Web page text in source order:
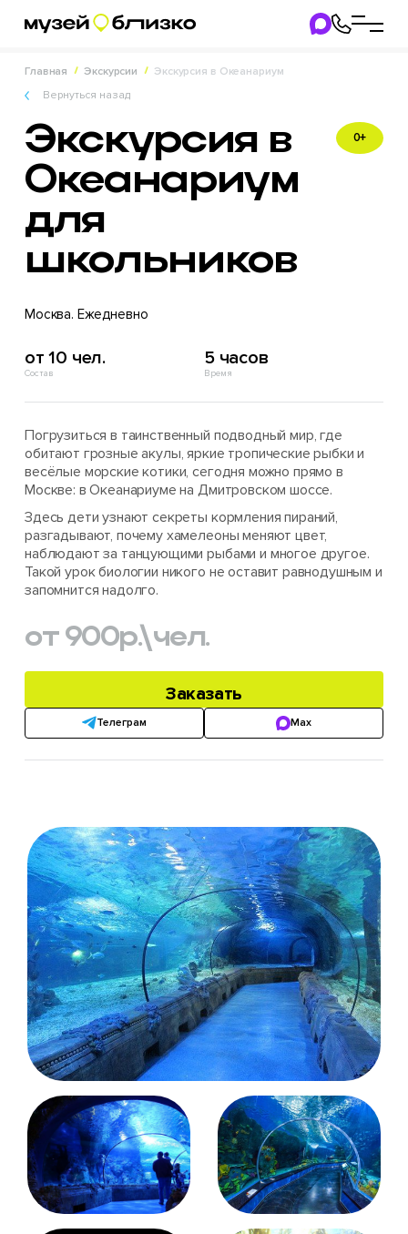
Главная Экскурсии
Экскурсия в Океанариум
Вернуться назад
Экскурсия в
Океанариум
для
школьников
0+
Москва. Ежедневно
от 10 чел.
Состав
5 часов
Время
Погрузиться в таинственный подводный мир, где
обитают грозные акулы, яркие тропические рыбки и
весёлые морские котики, сегодня можно прямо в
Москве: в Океанариуме на Дмитровском шоссе.
Здесь дети узнают секреты кормления пираний,
разгадывают, почему хамелеоны меняют цвет,
наблюдают за танцующими рыбами и многое другое.
Такой урок биологии никого не оставит равнодушным и
запомнится надолго.
от 900р.\чел.
Заказать
Телеграм Max